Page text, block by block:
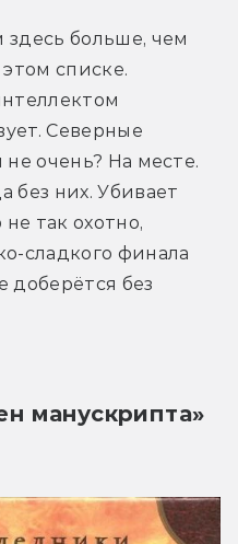
здесь больше, чем
списке.
Северные
очень? На месте.
без них. Убивает
так охотно,
сладкого финала
доберётся без
манускрипта»